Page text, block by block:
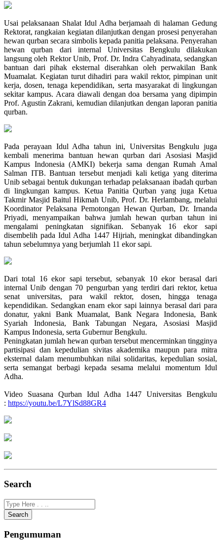
Usai pelaksanaan Shalat Idul Adha berjamaah di halaman Gedung
Rektorat, rangkaian kegiatan dilanjutkan dengan prosesi penyerahan
hewan qurban secara simbolis kepada panitia pelaksana. Penyerahan
hewan qurban dari internal Universitas Bengkulu dilakukan
langsung oleh Rektor Unib, Prof. Dr. Indra Cahyadinata, sedangkan
bantuan dari pihak eksternal diserahkan oleh perwakilan Bank
Muamalat. Kegiatan turut dihadiri para wakil rektor, pimpinan unit
kerja, dosen, tenaga kependidikan, serta masyarakat di lingkungan
sekitar kampus. Acara diawali dengan doa bersama yang dipimpin
Prof. Agustin Zakrani, kemudian dilanjutkan dengan laporan panitia
qurban.
Pada perayaan Idul Adha tahun ini, Universitas Bengkulu juga
kembali menerima bantuan hewan qurban dari Asosiasi Masjid
Kampus Indonesia (AMKI) bekerja sama dengan Rumah Amal
Salman ITB. Bantuan tersebut menjadi kali ketiga yang diterima
Unib sebagai bentuk dukungan terhadap pelaksanaan ibadah qurban
di lingkungan kampus. Ketua Panitia Qurban yang juga Ketua
Takmir Masjid Baitul Hikmah Unib, Prof. Dr. Herlambang, melalui
Koordinator Pelaksana Pemotongan Hewan Qurban, Dr. Irnanda
Priyadi, menyampaikan bahwa jumlah hewan qurban tahun ini
mengalami peningkatan signifikan. Sebanyak 16 ekor sapi
disembelih pada Idul Adha 1447 Hijriah, meningkat dibandingkan
tahun sebelumnya yang berjumlah 11 ekor sapi.
Dari total 16 ekor sapi tersebut, sebanyak 10 ekor berasal dari
internal Unib dengan 70 pengurban yang terdiri dari rektor, ketua
senat universitas, para wakil rektor, dosen, hingga tenaga
kependidikan. Sedangkan enam ekor sapi lainnya berasal dari para
donatur, yakni Bank Muamalat, Bank Negara Indonesia, Bank
Syariah Indonesia, Bank Tabungan Negara, Asosiasi Masjid
Kampus Indonesia, serta Gubernur Bengkulu.
Peningkatan jumlah hewan qurban tersebut mencerminkan tingginya
partisipasi dan kepedulian sivitas akademika maupun para mitra
eksternal dalam menumbuhkan nilai solidaritas, kepedulian sosial,
serta semangat berbagi kepada sesama melalui momentum Idul
Adha.
Video Suasana Qurban Idul Adha 1447 Universitas Bengkulu
: https://youtu.be/L7YlSd88GR4
Search
Search
Pengumuman